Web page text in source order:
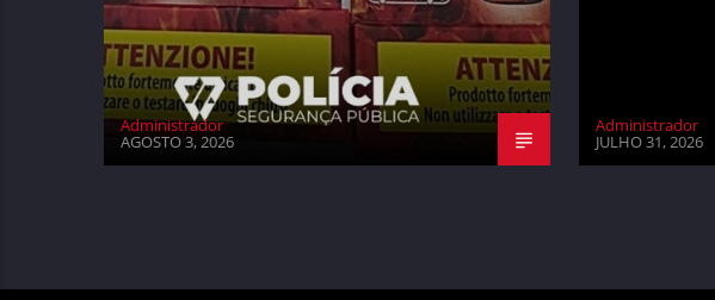
Administrador
AGOSTO 3, 2026
Administrador
JULHO 31, 2026